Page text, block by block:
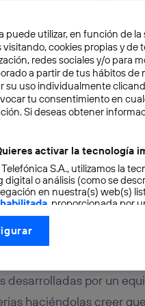
2 min
a su nivel
desarrolladas por un
haciéndolas creer
puede utilizar, en función de
visitando, cookies propias y de
redes sociales y/o para
a partir de tus hábitos
su uso individualmente
tu consentimiento en
Si deseas obtener
activar la tecnología
S.A., utilizamos la
digital o análisis (como se
en nuestra(s) web(s)
, proporcionada por
consentimiento en cada
Utiq está diseñada con la
tu dirección IP y otra
a la conexión que utilizas (p.